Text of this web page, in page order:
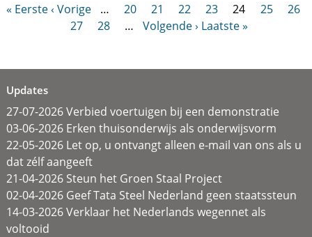
« Eerste‹ Vorige … 20 21 22 23 24 25
26
27
28 … Volgende › Laatste »
Updates
27-07-2026 Verbied voertuigen bij een demonstratie
03-06-2026 Erken thuisonderwijs als onderwijsvorm
22-05-2026 Let op, u ontvangt alleen e-mail van ons als u
dat zélf aangeeft
21-04-2026 Steun het Groen Staal Project
02-04-2026 Geef Tata Steel Nederland geen staatssteun
14-03-2026 Verklaar het Nederlands wegennet als
voltooid